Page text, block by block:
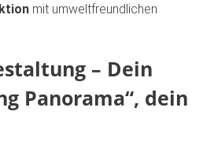
mit umweltfreundlichen
– Dein
Panorama“, dein